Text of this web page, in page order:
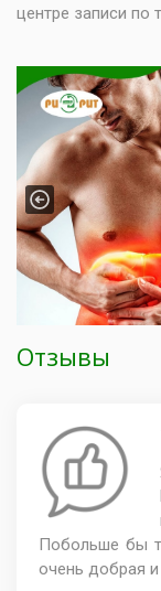
центре записи по
Previous
Отзывы
Побольше бы
очень добрая